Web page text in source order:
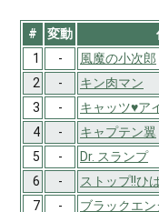
# 変動
1
- 風魔の小次郎
2
- キン肉マン
3
- キャッツ♥ア
4
- キャプテン翼
5
- Dr. スランプ
6
- ストップ!!ひ
7
- ブラックエ